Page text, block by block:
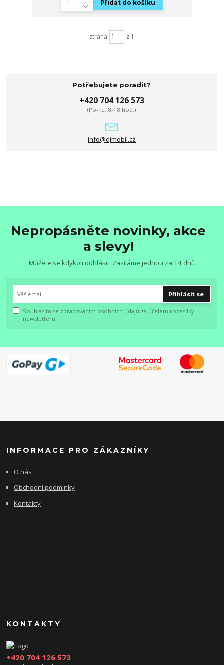
Přidat do košíku
strana z 1
Potřebujete poradit?
+420 704 126 573
(Po-Pá, 8-18 hod.)
info@djmobil.cz
Nepropásněte novinky, akce
a slevy!
Můžete se kdykoli odhlásit. Zasíláme jednou za 14 dní.
Přihlásit se
Souhlasím se zpracováním osobních údajů za účelem rozesílky
newsletteru.
INFORMACE PRO ZÁKAZNÍKY
O nás
Obchodní podmínky
Kontakty
KONTAKTY
+420 704 126 573